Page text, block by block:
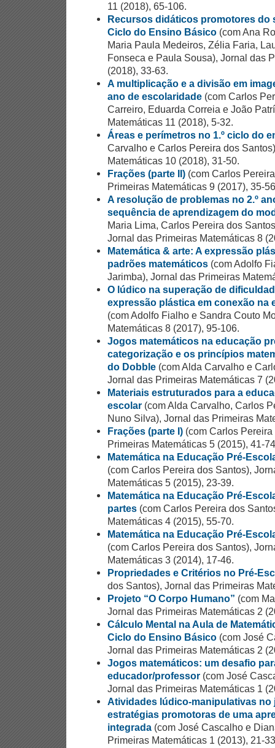
11 (2018), 65-106.
Recursos didáticos promotores do
Ciclo do Ensino Básico (com Ana
Maria Paula Medeiros, Zélia Faria,
Fonseca e Paula Sousa), Jornal das
(2018), 33-63.
A multiplicação e a divisão em
ano de escolaridade (com Carlos
Carreiro, Eduarda Correia e João
Matemáticas 11 (2018), 5-32.
Áreas e perímetros no 1.º ciclo do
Carvalho e Carlos Pereira dos
Matemáticas 10 (2018), 31-50.
Frações (parte II) (com Carlos
Primeiras Matemáticas 9 (2017), 35-
A resolução de problemas no 2.º
sequência de aprendizagem do
Maria Lima, Carlos Pereira dos
Jornal das Primeiras Matemáticas 8
Matemática & arte: A expressão
padrões matemáticos (com Adolfo
Jarimba), Jornal das Primeiras
O lúdico na superação de
expressão plástica em conexão na
(com Adolfo Fialho e Sandra Couto
Matemáticas 8 (2017), 95-106.
Jogos matemáticos na educação
categorização e os princípios
do Dobble (com Alda Carvalho e
Jornal das Primeiras Matemáticas 7
Materiais estruturados para a
escolar (com Alda Carvalho, Carlos
Nuno Silva), Jornal das Primeiras
Frações (parte I) (com Carlos
Primeiras Matemáticas 5 (2015), 41-
Matemática na Educação Pré-
(com Carlos Pereira dos Santos),
Matemáticas 5 (2015), 23-39.
Matemática na Educação Pré-
partes (com Carlos Pereira dos
Matemáticas 4 (2015), 55-70.
Matemática na Educação Pré-
(com Carlos Pereira dos Santos),
Matemáticas 3 (2014), 17-46.
Propriedades e Critérios no Pré-
dos Santos), Jornal das Primeiras
Projeto “O Corpo Humano” (com
Jornal das Primeiras Matemáticas 2
Cálculo Mental na Aula de
Ciclo do Ensino Básico (com José
Jornal das Primeiras Matemáticas 2
Jogos matemáticos: um desafio
educador/professor (com José
Jornal das Primeiras Matemáticas 1
Atividades lúdico-manipulativas no
estratégias promotoras de uma
integrada (com José Cascalho e
Primeiras Matemáticas 1 (2013), 21-